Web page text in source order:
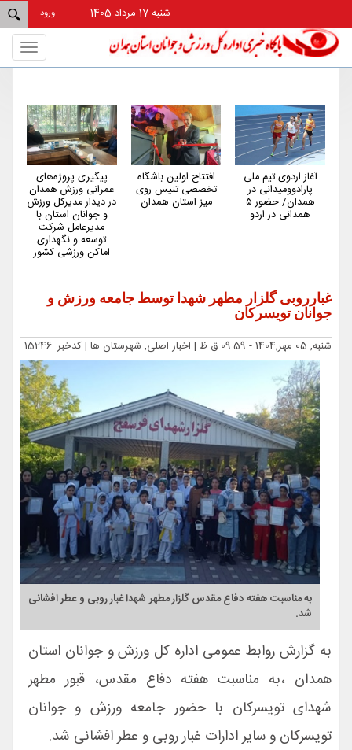
ورود
شنبه 17 مرداد 1405
اردوی تیم ملی
در
همدان/ حضور ۵
در اردو
افتتاح اولین باشگاه
تخصصی تنیس روی
میز استان همدان
پیگیری پروژه‌های
عمرانی ورزش همدان
در دیدار مدیرکل ورزش
و جوانان استان با
مدیرعامل شرکت
توسعه و نگهداری
اماکن ورزشی کشور
همدان از
کم‌شکایت و
کشور در
غبارروبی گلزار مطهر شهدا توسط جامعه ورزش و
جوانان تویسرکان
شنبه, 05 مهر,1404 - 09:59 ق.ظ | اخبار اصلی, شهرستان ها | کدخبر: 15246
به مناسبت هفته دفاع مقدس گلزار مطهر شهدا غبار روبی و عطر افشانی
شد.
به گزارش روابط عمومی اداره کل ورزش و جوانان استان
همدان ،به مناسبت هفته دفاع مقدس، قبور مطهر
شهدای تویسرکان با حضور جامعه ورزش و جوانان
تویسرکان و سایر ادارات غبار روبی و عطر افشانی شد.